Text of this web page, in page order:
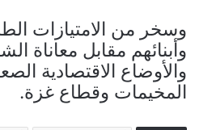
وسخر من الامتيازات
وأبنائهم مقابل معاناة
والأوضاع الاقتصادية
المخيمات وقطاع غزة.